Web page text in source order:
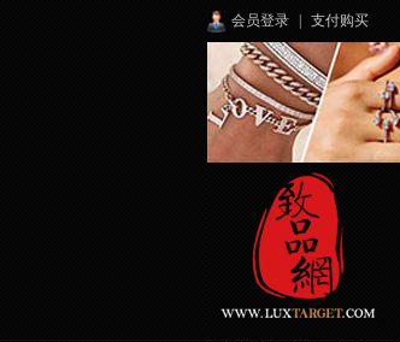
会员登录 支付购买